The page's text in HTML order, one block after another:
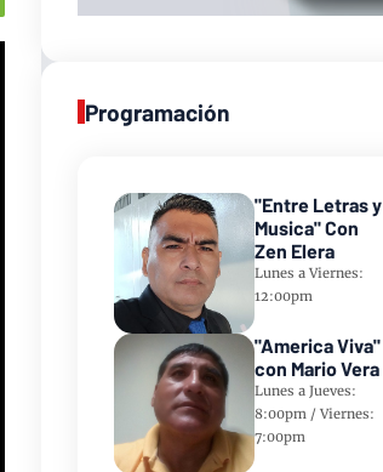
Programación
"Entre Letras y
Musica" Con
Zen Elera
Lunes a Viernes:
12:00pm
"America Viva"
con Mario Vera
Lunes a Jueves:
8:00pm / Viernes:
7:00pm